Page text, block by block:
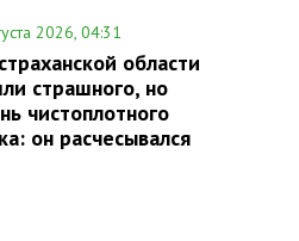
2026, 04:31
области
страшного, но
чистоплотного
он расчесывался